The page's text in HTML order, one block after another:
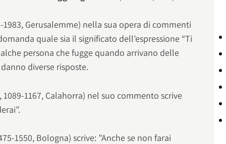
1983, Gerusalemme) nella sua opera di commenti
quale sia il significato dell’espressione “Ti
persona che fugge quando arrivano delle
diverse risposte.
1089-1167, Calahorra) nel suo commento scrive
1550, Bologna) scrive: ”Anche se non farai